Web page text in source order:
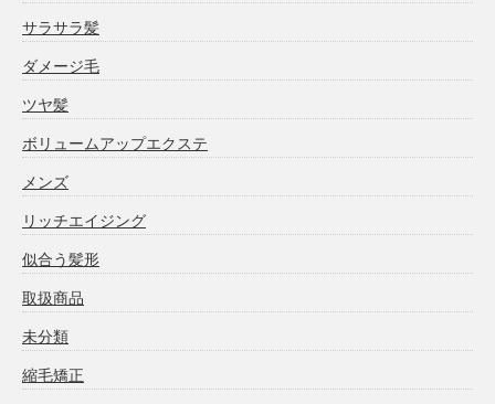
サラサラ髪
ダメージ毛
ツヤ髪
ボリュームアップエクステ
メンズ
リッチエイジング
似合う髪形
取扱商品
未分類
縮毛矯正